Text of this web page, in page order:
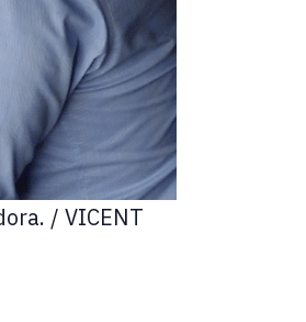
/ VICENT